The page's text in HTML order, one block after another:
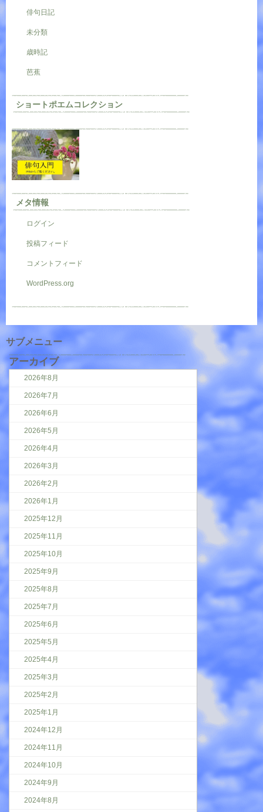
俳句日記
未分類
歳時記
芭蕉
ショートポエムコレクション
メタ情報
ログイン
投稿フィード
コメントフィード
WordPress.org
サブメニュー
アーカイブ
2026年8月
2026年7月
2026年6月
2026年5月
2026年4月
2026年3月
2026年2月
2026年1月
2025年12月
2025年11月
2025年10月
2025年9月
2025年8月
2025年7月
2025年6月
2025年5月
2025年4月
2025年3月
2025年2月
2025年1月
2024年12月
2024年11月
2024年10月
2024年9月
2024年8月